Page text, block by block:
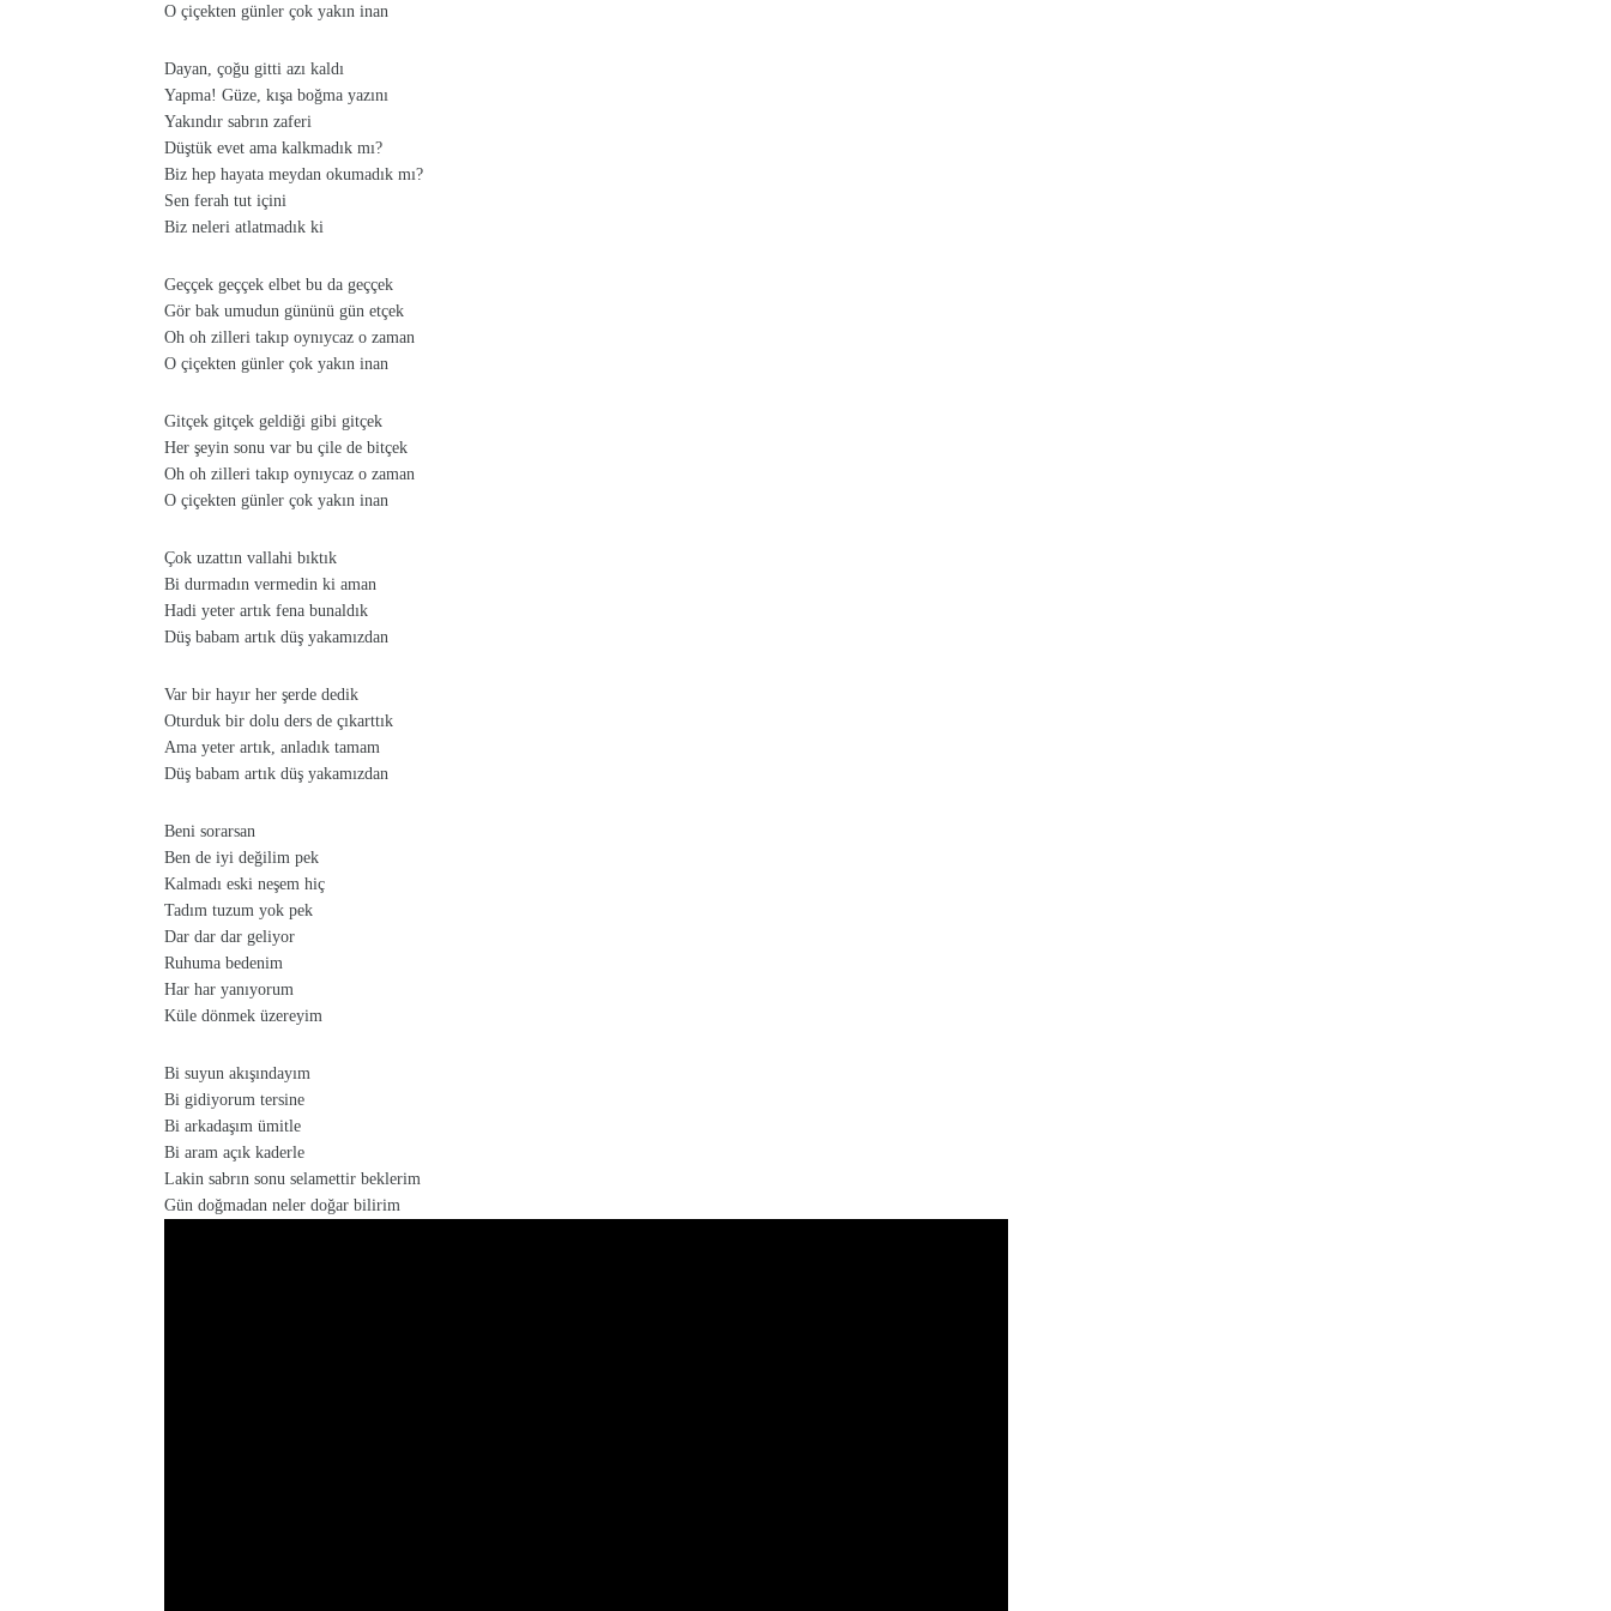
O çiçekten günler çok yakın inan
Dayan, çoğu gitti azı kaldı
Yapma! Güze, kışa boğma yazını
Yakındır sabrın zaferi
Düştük evet ama kalkmadık mı?
Biz hep hayata meydan okumadık mı?
Sen ferah tut içini
Biz neleri atlatmadık ki
Geççek geççek elbet bu da geççek
Gör bak umudun gününü gün etçek
Oh oh zilleri takıp oynıycaz o zaman
O çiçekten günler çok yakın inan
Gitçek gitçek geldiği gibi gitçek
Her şeyin sonu var bu çile de bitçek
Oh oh zilleri takıp oynıycaz o zaman
O çiçekten günler çok yakın inan
Çok uzattın vallahi bıktık
Bi durmadın vermedin ki aman
Hadi yeter artık fena bunaldık
Düş babam artık düş yakamızdan
Var bir hayır her şerde dedik
Oturduk bir dolu ders de çıkarttık
Ama yeter artık, anladık tamam
Düş babam artık düş yakamızdan
Beni sorarsan
Ben de iyi değilim pek
Kalmadı eski neşem hiç
Tadım tuzum yok pek
Dar dar dar geliyor
Ruhuma bedenim
Har har yanıyorum
Küle dönmek üzereyim
Bi suyun akışındayım
Bi gidiyorum tersine
Bi arkadaşım ümitle
Bi aram açık kaderle
Lakin sabrın sonu selamettir beklerim
Gün doğmadan neler doğar bilirim